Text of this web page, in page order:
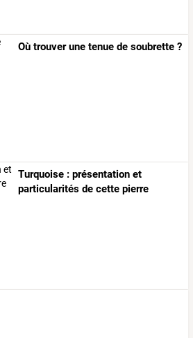
Où trouver une tenue de soubrette ?
Turquoise : présentation et
particularités de cette pierre